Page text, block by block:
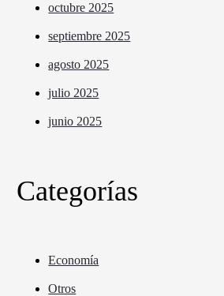
octubre 2025
septiembre 2025
agosto 2025
julio 2025
junio 2025
Categorías
Economía
Otros